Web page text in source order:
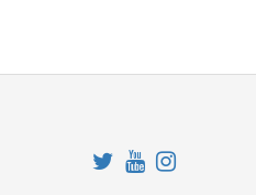
Phaeton (3D1)